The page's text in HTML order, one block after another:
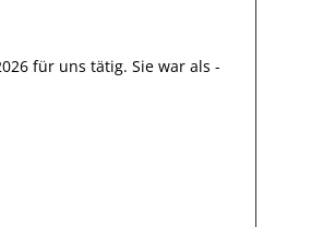
für uns tätig. Sie war als -